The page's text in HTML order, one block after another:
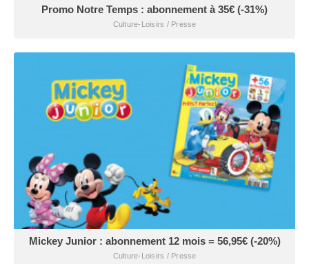
Promo Notre Temps : abonnement à 35€ (-31%)
Culture-Loisirs / Presse
Mickey Junior : abonnement 12 mois = 56,95€ (-20%)
Culture-Loisirs / Presse